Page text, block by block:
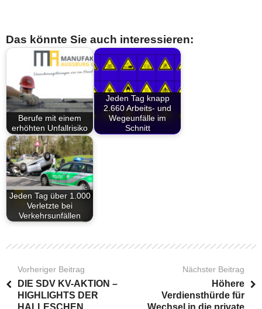
Das könnte Sie auch interessieren:
Berufe mit einem
erhöhten Unfallrisiko
Jeden Tag knapp
2.660 Arbeits- und
Wegeunfälle im
Schnitt
Jeden Tag über 1.000
Verletzte bei
Verkehrsunfällen
Vorheriger Beitrag
DIE SDV KV-AKTION –
HIGHLIGHTS DER
HALLESCHEN
Nächster Beitrag
Höhere
Verdiensthürde für
Wechsel in die private